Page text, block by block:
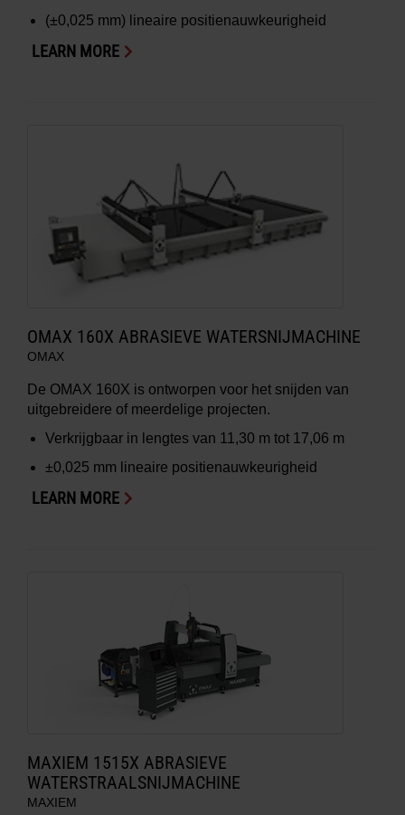
(±0,025 mm) lineaire positienauwkeurigheid
LEARN MORE
OMAX 160X ABRASIEVE WATERSNIJMACHINE
OMAX
De OMAX 160X is ontworpen voor het snijden van
uitgebreidere of meerdelige projecten.
Verkrijgbaar in lengtes van 11,30 m tot 17,06 m
±0,025 mm lineaire positienauwkeurigheid
LEARN MORE
MAXIEM 1515X ABRASIEVE
WATERSTRAALSNIJMACHINE
MAXIEM